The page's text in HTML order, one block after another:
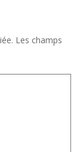
Les champs